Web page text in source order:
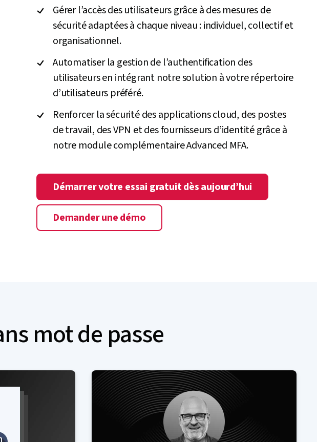
Gérer l’accès des utilisateurs grâce à des mesures de
sécurité adaptées à chaque niveau : individuel, collectif et
organisationnel.
Automatiser la gestion de l’authentification des
utilisateurs en intégrant notre solution à votre répertoire
d’utilisateurs préféré.
Renforcer la sécurité des applications cloud, des postes
de travail, des VPN et des fournisseurs d’identité grâce à
notre module complémentaire Advanced MFA.
Démarrer votre essai gratuit dès aujourd’hui
Demander une démo
mot de passe